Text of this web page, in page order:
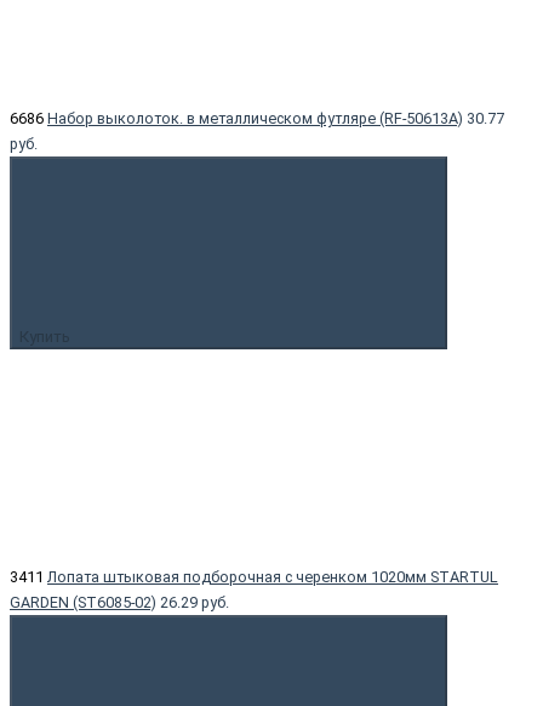
6686 Набор выколоток. в металлическом футляре (RF-50613A) 30.77
руб.
Купить
3411 Лопата штыковая подборочная с черенком 1020мм STARTUL
GARDEN (ST6085-02) 26.29 руб.